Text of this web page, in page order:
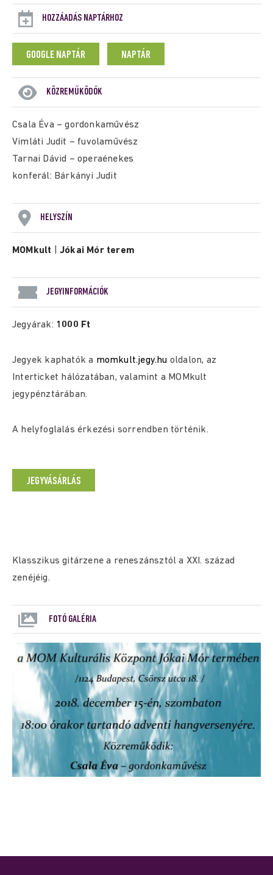
HOZZÁADÁS NAPTÁRHOZ
GOOGLE NAPTÁR NAPTÁR
KÖZREMŰKÖDŐK
Csala Éva – gordonkaművész
Vimláti Judit – fuvolaművész
Tarnai Dávid – operaénekes
konferál: Bárkányi Judit
HELYSZÍN
MOMkult |Jókai Mór terem
JEGYINFORMÁCIÓK
Jegyárak: 1000 Ft
Jegyek kaphatók a momkult.jegy.hu oldalon, az
Interticket hálózatában, valamint a MOMkult
jegypénztárában.
A helyfoglalás érkezési sorrendben történik.
JEGYVÁSÁRLÁS
Klasszikus gitárzene a reneszánsztól a XXI. század
zenéjéig.
FOTÓ GALÉRIA